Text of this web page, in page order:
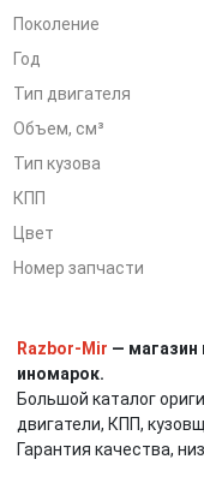
Поколение
Год
Тип двигателя
Объем, см³
Тип кузова
КПП
Цвет
Номер запчасти
Razbor-Mir — магазин
иномарок.
Большой каталог
двигатели, КПП,
Гарантия качества,